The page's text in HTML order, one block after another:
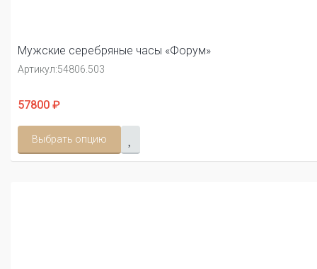
Мужские серебряные часы «Форум»
Артикул:54806.503
57800 ₽
Выбрать опцию